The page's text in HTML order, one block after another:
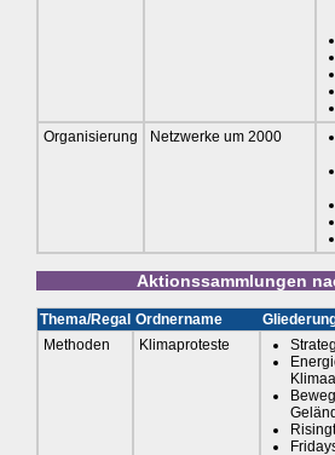
Organisierung Netzwerke um 2000
Aktionssammlungen
Thema/Regal Ordnername
Methoden
Klimaproteste